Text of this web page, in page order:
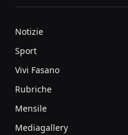
Notizie
Sport
Vivi Fasano
Rubriche
Mensile
Mediagallery